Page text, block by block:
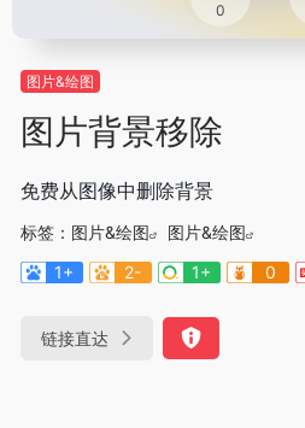
0
图片&绘图
图片背景移除
免费从图像中删除背景
标签： 图片&绘图
图片&绘图
1+
2- 1+ 0
链接直达